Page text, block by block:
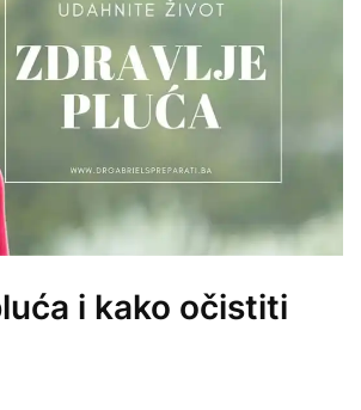
i kako očistiti